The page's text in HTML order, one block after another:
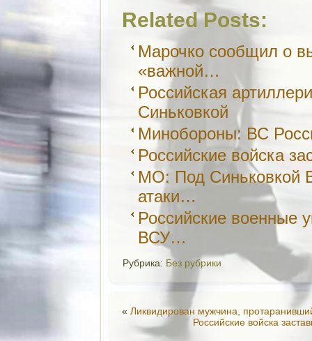
Related Posts:
Марочко сообщил о
«важной…
Российская
Синьковкой
Минобороны: ВС
Российские войска
МО: Под Синьковкой
атаки…
Российские военные
ВСУ…
Рубрика: Без рубрики
« Ликвидирован мужчина,
Российские войска